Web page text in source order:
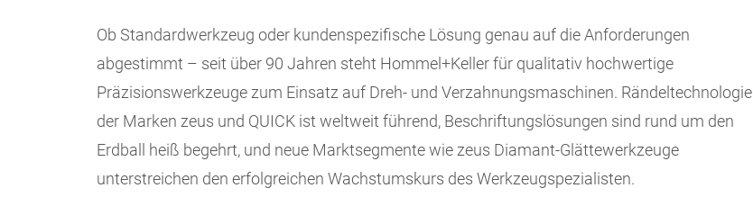
Ob Standardwerkzeug oder kundenspezifische Lösung genau auf die Anforderungen
abgestimmt – seit über 90 Jahren steht Hommel+Keller für qualitativ hochwertige
Präzisionswerkzeuge zum Einsatz auf Dreh- und Verzahnungsmaschinen. Rändeltechnologie
der Marken zeus und QUICK ist weltweit führend, Beschriftungslösungen sind rund um den
Erdball heiß begehrt, und neue Marktsegmente wie zeus Diamant-Glättewerkzeuge
unterstreichen den erfolgreichen Wachstumskurs des Werkzeugspezialisten.